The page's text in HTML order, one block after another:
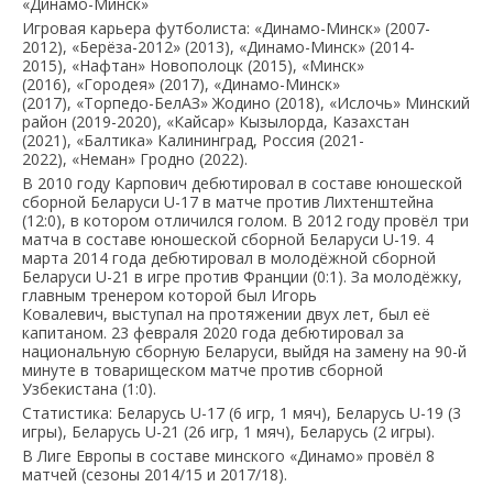
Игровая карьера футболиста: «Динамо-Минск» (2007-
2012), «Берёза-2012» (2013), «Динамо-Минск» (2014-
2015), «Нафтан» Новополоцк (2015), «Минск»
(2016), «Городея» (2017), «Динамо-Минск»
(2017), «Торпедо-БелАЗ» Жодино (2018), «Ислочь» Минский
район (2019-2020), «Кайсар» Кызылорда, Казахстан
(2021), «Балтика» Калининград, Россия (2021-
2022), «Неман» Гродно (2022).
В 2010 году Карпович дебютировал в составе юношеской
сборной Беларуси U-17 в матче против Лихтенштейна
(12:0), в котором отличился голом. В 2012 году провёл три
матча в составе юношеской сборной Беларуси U-19. 4
марта 2014 года дебютировал в молодёжной сборной
Беларуси U-21 в игре против Франции (0:1). За молодёжку,
главным тренером которой был Игорь
Ковалевич, выступал на протяжении двух лет, был её
капитаном. 23 февраля 2020 года дебютировал за
национальную сборную Беларуси, выйдя на замену на 90-й
минуте в товарищеском матче против сборной
Узбекистана (1:0).
Статистика: Беларусь U-17 (6 игр, 1 мяч), Беларусь U-19 (3
игры), Беларусь U-21 (26 игр, 1 мяч), Беларусь (2 игры).
В Лиге Европы в составе минского «Динамо» провёл 8
матчей (сезоны 2014/15 и 2017/18).